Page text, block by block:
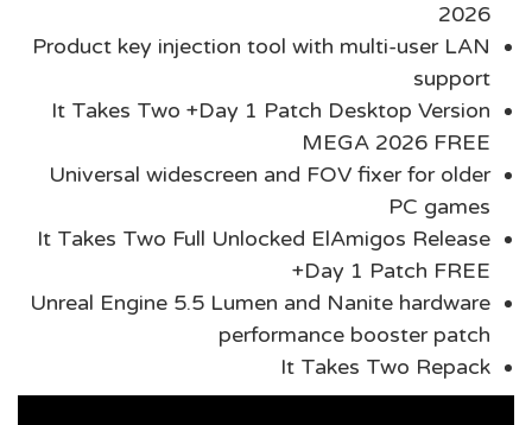
2026
Product key injection tool with multi-user LAN
support
It Takes Two +Day 1 Patch Desktop Version
MEGA 2026 FREE
Universal widescreen and FOV fixer for older
PC games
It Takes Two Full Unlocked ElAmigos Release
+Day 1 Patch FREE
Unreal Engine 5.5 Lumen and Nanite hardware
performance booster patch
It Takes Two Repack